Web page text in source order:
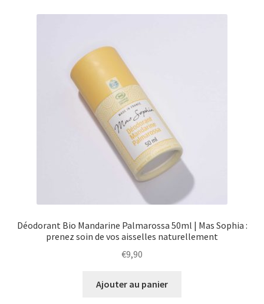
Déodorant Bio Mandarine Palmarossa 50ml | Mas Sophia :
prenez soin de vos aisselles naturellement
€9,90
Ajouter au panier